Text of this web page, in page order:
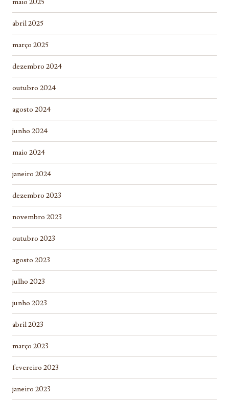
abril 2025
março 2025
dezembro 2024
outubro 2024
agosto 2024
junho 2024
maio 2024
janeiro 2024
dezembro 2023
novembro 2023
outubro 2023
agosto 2023
julho 2023
junho 2023
abril 2023
março 2023
fevereiro 2023
janeiro 2023